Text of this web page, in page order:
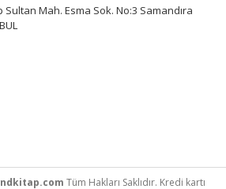
Sultan Mah. Esma Sok. No:3 Samandıra
Tüm Hakları Saklıdır. Kredi kartı